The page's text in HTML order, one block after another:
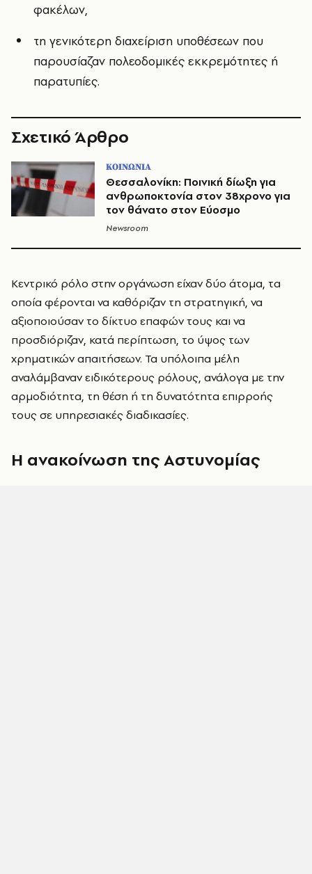
φακέλων,
τη γενικότερη διαχείριση υποθέσεων που
παρουσίαζαν πολεοδομικές εκκρεμότητες ή
παρατυπίες.
Σχετικό Άρθρο
ΚΟΙΝΩΝΙΑ
Θεσσαλονίκη: Ποινική δίωξη για
ανθρωποκτονία στον 38χρονο για
τον θάνατο στον Εύοσμο
Newsroom
Κεντρικό ρόλο στην οργάνωση είχαν δύο άτομα, τα
οποία φέρονται να καθόριζαν τη στρατηγική, να
αξιοποιούσαν το δίκτυο επαφών τους και να
προσδιόριζαν, κατά περίπτωση, το ύψος των
χρηματικών απαιτήσεων. Τα υπόλοιπα μέλη
αναλάμβαναν ειδικότερους ρόλους, ανάλογα με την
αρμοδιότητα, τη θέση ή τη δυνατότητα επιρροής
τους σε υπηρεσιακές διαδικασίες.
Η ανακοίνωση της Αστυνομίας